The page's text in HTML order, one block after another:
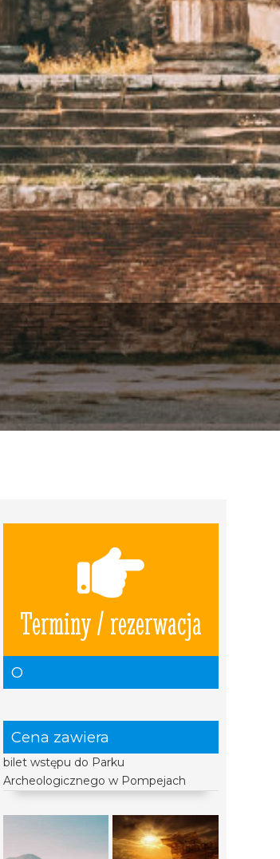
Terminy / rezerwacja
O
Cena zawiera
bilet wstępu do Parku
Archeologicznego w Pompejach